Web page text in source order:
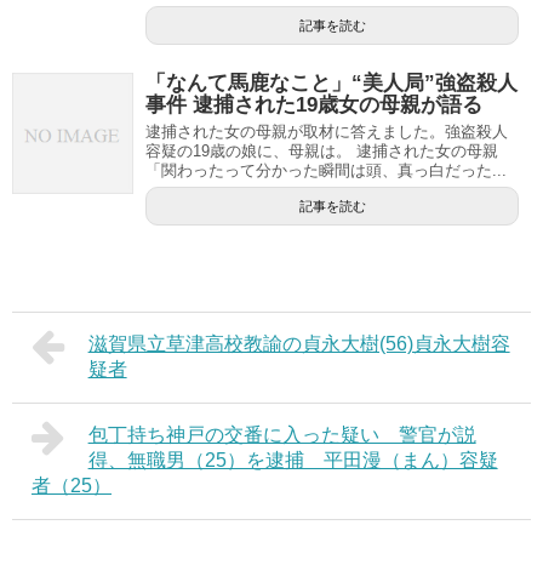
記事を読む
「なんて馬鹿なこと」“美人局”強盗殺人
事件 逮捕された19歳女の母親が語る
逮捕された女の母親が取材に答えました。強盗殺人
容疑の19歳の娘に、母親は。 逮捕された女の母親
「関わったって分かった瞬間は頭、真っ白だった...
記事を読む
滋賀県立草津高校教諭の貞永大樹(56)貞永大樹容
疑者
包丁持ち神戸の交番に入った疑い 警官が説
得、無職男（25）を逮捕 平田漫（まん）容疑
者（25）